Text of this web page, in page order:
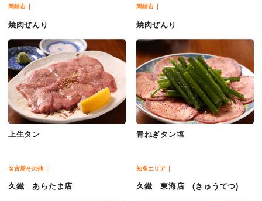
岡崎市
焼肉ぜんり
上生タン
岡崎市
焼肉ぜんり
青ねぎタン塩
名古屋その他
久鐵 あらたま店
知多エリア
久鐵 東海店 (きゅうてつ)